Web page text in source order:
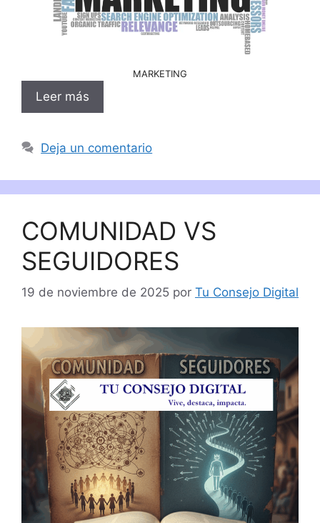
MARKETING
Leer más
Deja un comentario
COMUNIDAD VS
SEGUIDORES
19 de noviembre de 2025 por Tu Consejo Digital